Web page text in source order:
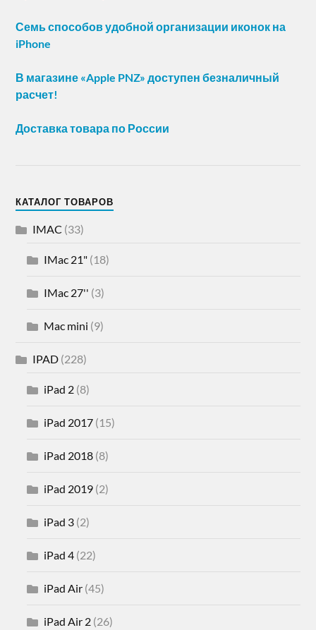
Семь способов удобной организации иконок на
iPhone
В магазине «Apple PNZ» доступен безналичный
расчет!
Доставка товара по России
КАТАЛОГ ТОВАРОВ
IMAC (33)
IMac 21" (18)
IMac 27'' (3)
Mac mini (9)
IPAD (228)
iPad 2 (8)
iPad 2017 (15)
iPad 2018 (8)
iPad 2019 (2)
iPad 3 (2)
iPad 4 (22)
iPad Air (45)
iPad Air 2 (26)